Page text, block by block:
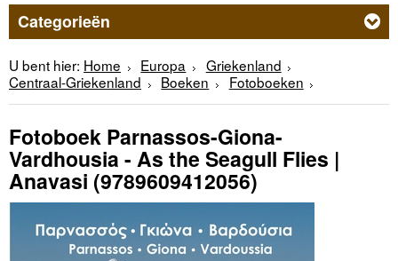
Categorieën
U bent hier: Home Europa
Griekenland
Centraal-Griekenland
Boeken Fotoboeken
Fotoboek Parnassos-Giona-
Vardhousia - As the Seagull Flies |
Anavasi (9789609412056)